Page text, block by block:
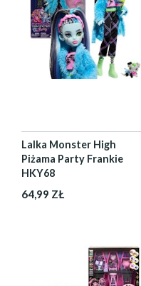
Lalka Monster High
Piżama Party Frankie
HKY68
64,99 ZŁ